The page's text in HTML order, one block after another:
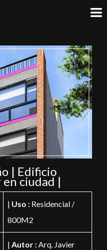
| Edificio
ciudad |
| Uso : Residencial /
800M2
| Autor :Arq. Javier